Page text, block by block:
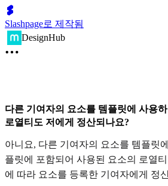
Slashpage로 제작됨
DesignHub
다른 기여자의 요소를 템플릿에 사용
로열티도 저에게 정산되나요?
아니요, 다른 기여자의 요소를 템플릿
플릿에 포함되어 사용된 요소의 로열
에 따라 요소를 등록한 기여자에게 정